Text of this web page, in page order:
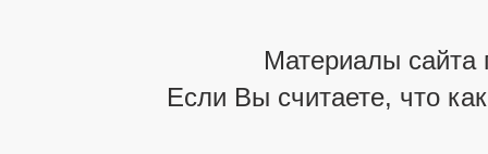
Материалы сайта
Если Вы считаете, что